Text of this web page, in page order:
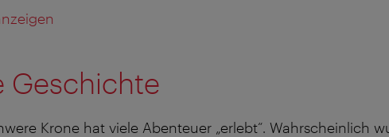
Geschichte
Krone hat viele Abenteuer „erlebt“. Wahrscheinlich